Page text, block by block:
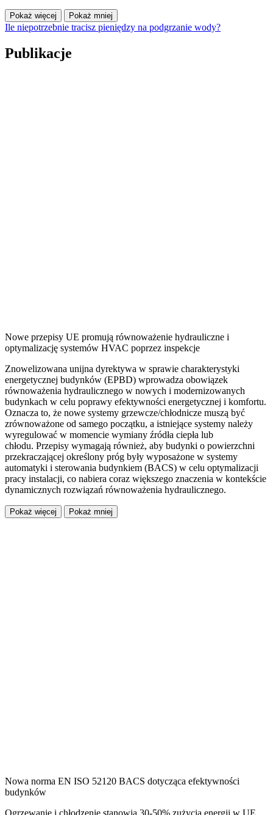
Pokaż więcej Pokaż mniej
Ile niepotrzebnie tracisz pieniędzy na podgrzanie wody?
Publikacje
Nowe przepisy UE promują równoważenie hydrauliczne i
optymalizację systemów HVAC poprzez inspekcje
Znowelizowana unijna dyrektywa w sprawie charakterystyki
energetycznej budynków (EPBD) wprowadza obowiązek
równoważenia hydraulicznego w nowych i modernizowanych
budynkach w celu poprawy efektywności energetycznej i komfortu.
Oznacza to, że nowe systemy grzewcze/chłodnicze muszą być
zrównoważone od samego początku, a istniejące systemy należy
wyregulować w momencie wymiany źródła ciepła lub
chłodu. Przepisy wymagają również, aby budynki o powierzchni
przekraczającej określony próg były wyposażone w systemy
automatyki i sterowania budynkiem (BACS) w celu optymalizacji
pracy instalacji, co nabiera coraz większego znaczenia w kontekście
dynamicznych rozwiązań równoważenia hydraulicznego.
Pokaż więcej Pokaż mniej
Nowa norma EN ISO 52120 BACS dotycząca efektywności
budynków
Ogrzewanie i chłodzenie stanowią 30-50% zużycia energii w UE,